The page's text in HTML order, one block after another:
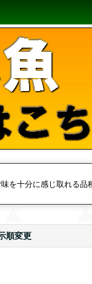
を十分に感じ取れる品
順変更